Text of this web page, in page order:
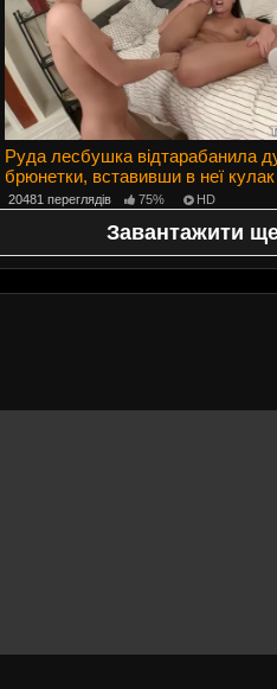
Руда лесбушка відтарабанила
брюнетки, вставивши в неї кулак
оформивши крутий фістинг.
20481 переглядів 75% HD
Завантажити